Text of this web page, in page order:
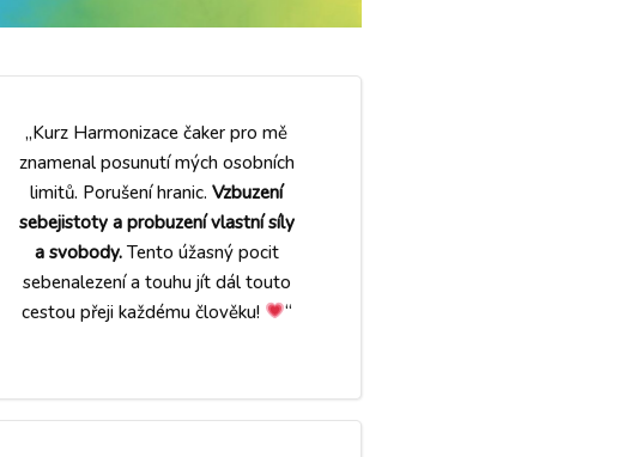
„Kurz Harmonizace čaker pro mě
znamenal posunutí mých osobních
limitů. Porušení hranic.Vzbuzení
sebejistoty a probuzení vlastní síly
a svobody.Tento úžasný pocit
sebenalezení a touhu jít dál touto
cestou přeji každému člověku!
“